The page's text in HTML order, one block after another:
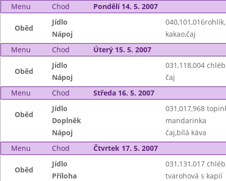
Menu Chod Pondělí 14. 5. 2007
Oběd
Jídlo
Nápoj
kakao,čaj
Menu
Chod Úterý 15. 5. 2007
Oběd
Jídlo
031,118,004
Nápoj
čaj
Menu
Chod Středa 16. 5. 2007
Oběd
Jídlo
031,017,968
Doplněk
mandarinka
Nápoj
čaj,bílá káva
Menu
Chod Čtvrtek 17. 5. 2007
Oběd
Jídlo
031,131,017
Příloha
tvarohová s kapií